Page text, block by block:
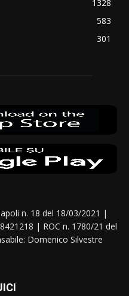
1328
583
301
n. 18 del 18/03/2021 |
| ROC n. 1780/21 del
Domenico Silvestre